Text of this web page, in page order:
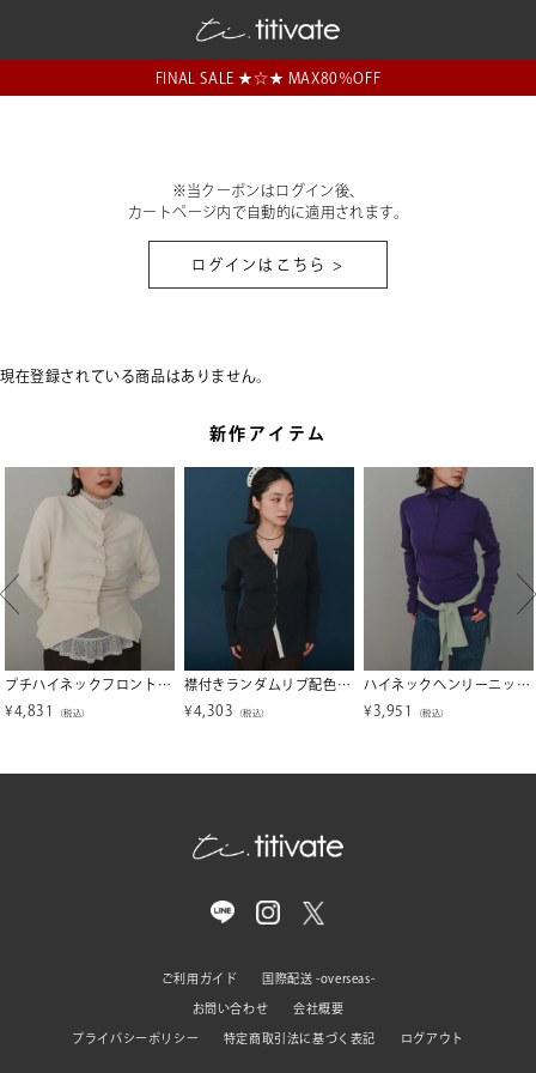
FINAL SALE ★☆★ MAX80％OFF
※当クーポンはログイン後、
カートページ内で自動的に適用されます。
ログインはこちら >
現在登録されている商品はありません。
新作アイテム
プチハイネックフロントギャザーボタンニット【miette ミエット】【メール便可／100】
¥4,831 （税込）
襟付きランダムリブ配色ニットカーディガン【miette ミエット】
¥4,303 （税込）
ハイネックヘンリーニットトップス【miette ミエット】
¥ 3,951 （税込）
ご利用ガイド 国際配送 -overseas-
お問い合わせ 会社概要
プライバシーポリシー 特定商取引法に基づく表記 ログアウト